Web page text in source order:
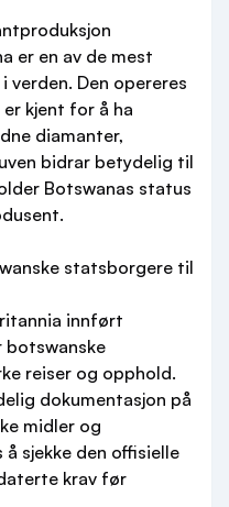
er en av de mest
verden. Den opereres
kjent for å ha
diamanter,
bidrar betydelig til
Botswanas status
statsborgere til
innført
botswanske
reiser og opphold.
dokumentasjon på
midler og
sjekke den offisielle
krav før